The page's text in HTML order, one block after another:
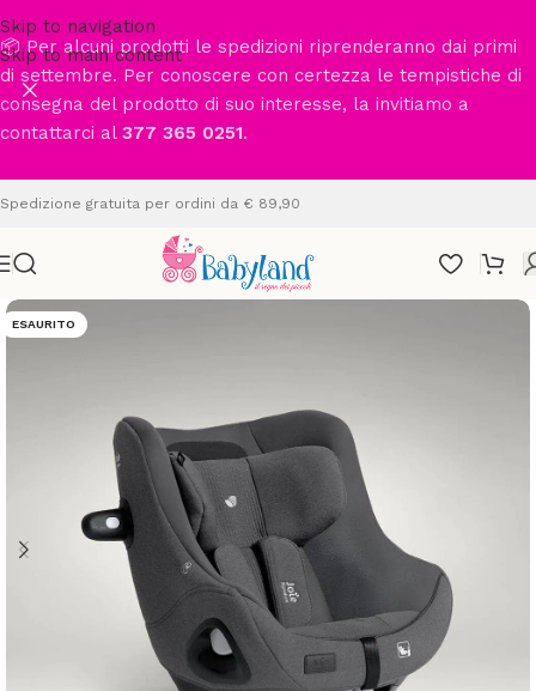
Skip to navigation
Skip to main content
📦 Per alcuni prodotti le spedizioni riprenderanno dai primi
di settembre. Per conoscere con certezza le tempistiche di
consegna del prodotto di suo interesse, la invitiamo a
contattarci al 377 365 0251.
Spedizione gratuita per ordini da € 89,90
ESAURITO